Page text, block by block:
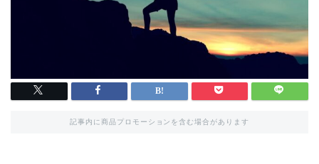
記事内に商品プロモーションを含む場合があります